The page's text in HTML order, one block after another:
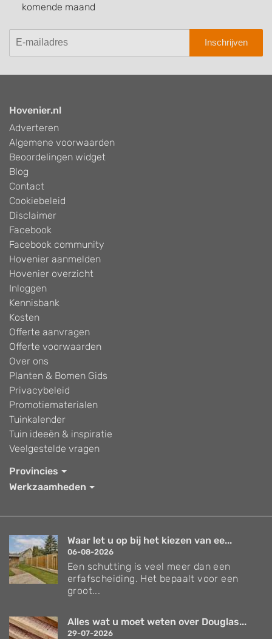
komende maand
Inschrijven
Hovenier.nl
Adverteren
Algemene voorwaarden
Beoordelingen widget
Blog
Contact
Cookiebeleid
Disclaimer
Facebook
Facebook community
Hovenier aanmelden
Hovenier overzicht
Inloggen
Kennisbank
Kosten
Offerte aanvragen
Offerte voorwaarden
Over ons
Planten & Bomen Gids
Privacybeleid
Promotiematerialen
Tuinkalender
Tuin ideeën & inspiratie
Veelgestelde vragen
Provincies
Werkzaamheden
Waar let u op bij het kiezen van ee...
06-08-2026
Een schutting is veel meer dan een
erfafscheiding. Het bepaalt voor een
groot...
Alles wat u moet weten over Douglas...
29-07-2026